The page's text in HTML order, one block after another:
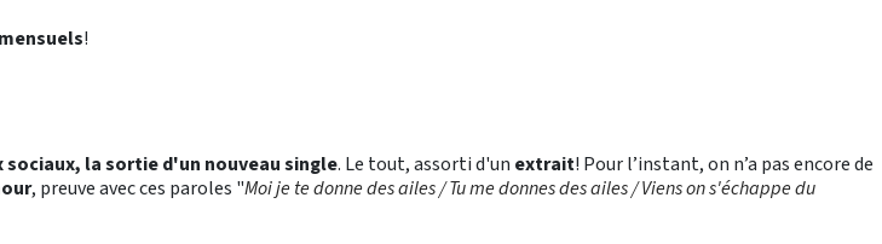
!
sociaux, la sortie d'un nouveau single. Le tout, assorti d'un extrait! Pour l’instant, on n’a pas encore de
, preuve avec ces paroles "Moi je te donne des ailes / Tu me donnes des ailes / Viens on s'échappe du